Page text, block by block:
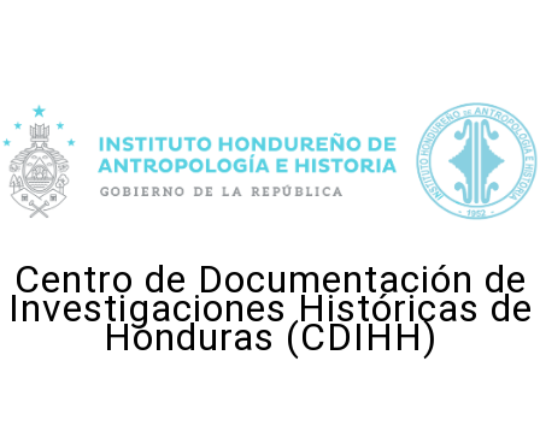
Centro de Documentación de
Investigaciones Históricas de
Honduras (CDIHH)